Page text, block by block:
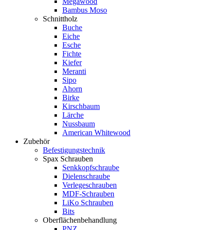
Bambus Moso
Schnittholz
Buche
Eiche
Esche
Fichte
Kiefer
Meranti
Sipo
Ahorn
Birke
Kirschbaum
Lärche
Nussbaum
American Whitewood
Zubehör
Befestigungstechnik
Spax Schrauben
Senkkopfschraube
Dielenschraube
Verlegeschrauben
MDF-Schrauben
LiKo Schrauben
Bits
Oberflächenbehandlung